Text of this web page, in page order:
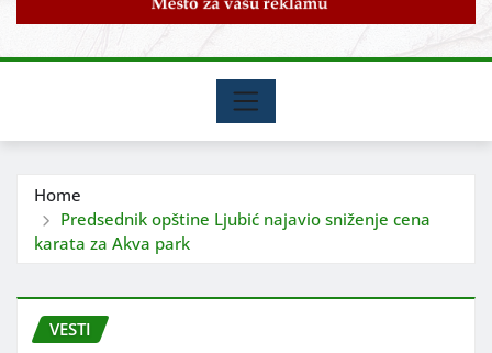
Home
Predsednik opštine Ljubić najavio sniženje cena
karata za Akva park
VESTI